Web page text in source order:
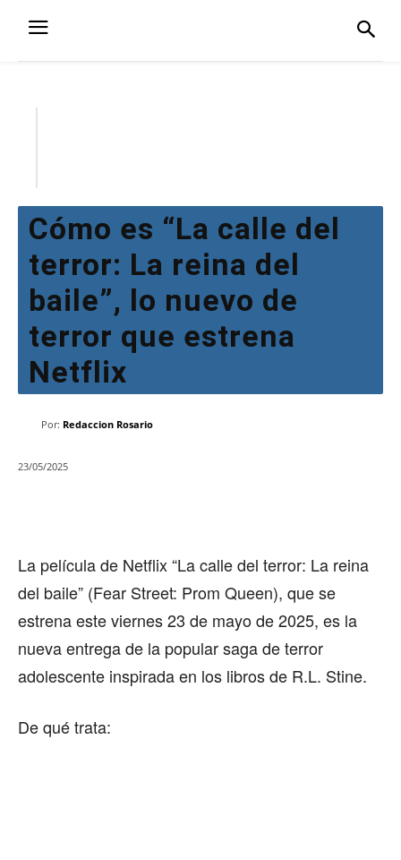
Cómo es “La calle del
terror: La reina del
baile”, lo nuevo de
terror que estrena
Netflix
Por: Redaccion Rosario
23/05/2025
La película de Netflix “La calle del terror: La reina
del baile” (Fear Street: Prom Queen), que se
estrena este viernes 23 de mayo de 2025, es la
nueva entrega de la popular saga de terror
adolescente inspirada en los libros de R.L. Stine.
De qué trata: